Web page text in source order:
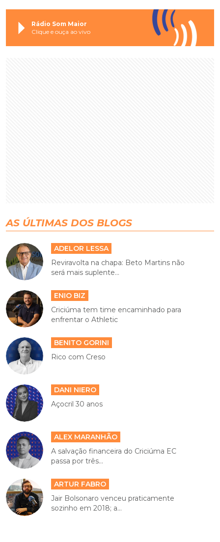
Rádio Som Maior
Clique e ouça ao vivo
AS ÚLTIMAS DOS BLOGS
ADELOR LESSA
Reviravolta na chapa: Beto Martins não
será mais suplente...
ENIO BIZ
Criciúma tem time encaminhado para
enfrentar o Athletic
BENITO GORINI
Rico com Creso
DANI NIERO
Açocril 30 anos
ALEX MARANHÃO
A salvação financeira do Criciúma EC
passa por três...
ARTUR FABRO
Jair Bolsonaro venceu praticamente
sozinho em 2018; a...